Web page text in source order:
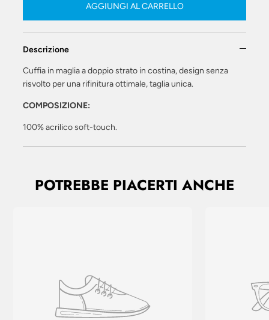
AGGIUNGI AL CARRELLO
Descrizione
Cuffia in maglia a doppio strato in costina, design senza
risvolto per una rifinitura ottimale, taglia unica.
COMPOSIZIONE:
100% acrilico soft-touch.
POTREBBE PIACERTI ANCHE